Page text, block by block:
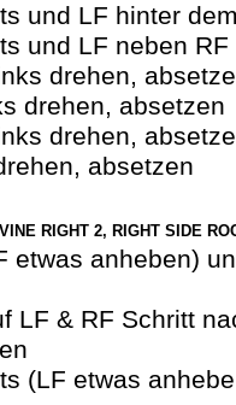
und LF hinter
und LF neben
drehen,
drehen, absetzen
drehen,
absetzen
RIGHT 2, RIGHT SIDE
etwas anheben)
LF & RF Schritt
(LF etwas